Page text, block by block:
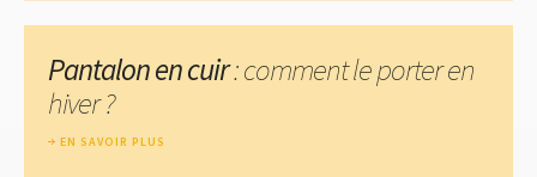
Pantalon en cuir: comment le porter en
hiver ?
EN SAVOIR PLUS